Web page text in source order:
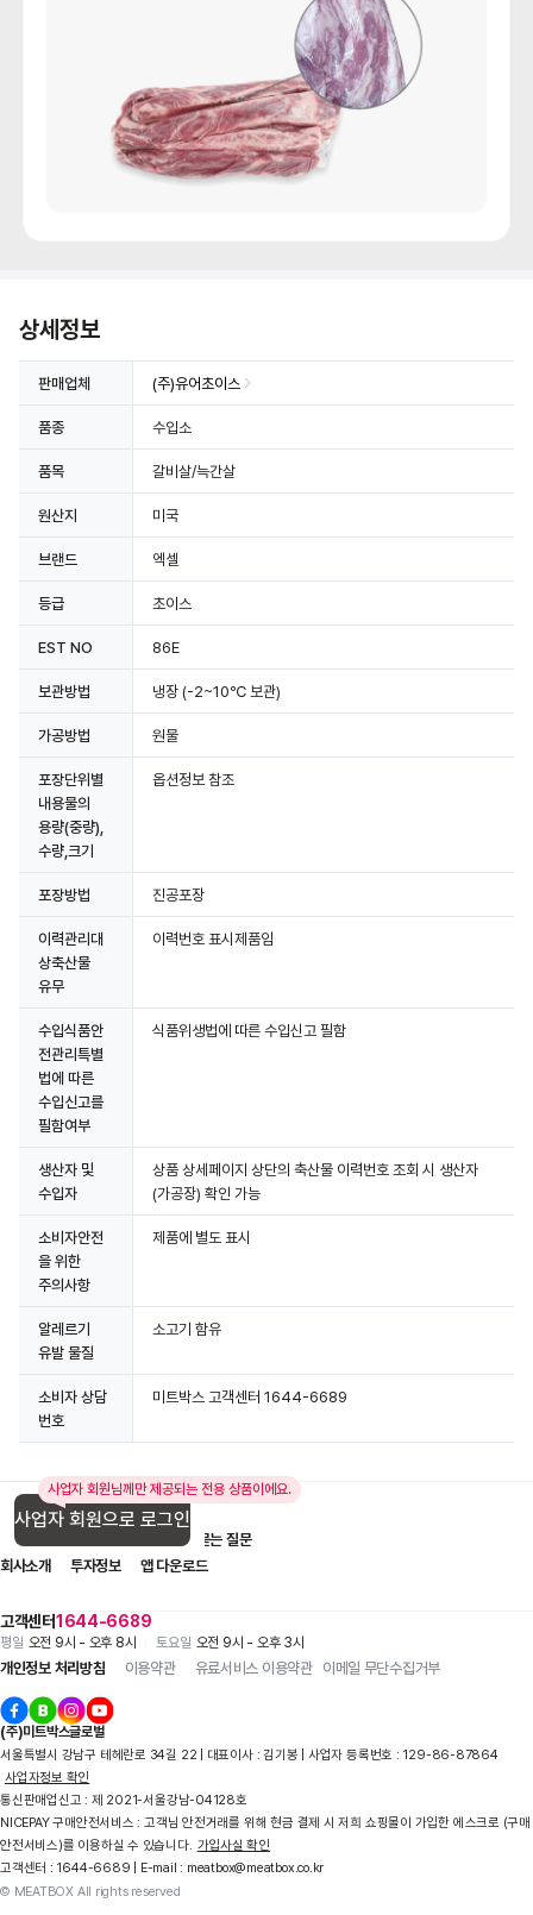
상세정보 더보기
상세정보
판매업체 (주)유어초이스
품종 수입소
품목 갈비살/늑간살
원산지 미국
브랜드 엑셀
등급 초이스
EST NO 86E
보관방법 냉장 (-2~10℃ 보관)
가공방법 원물
포장단위별
내용물의
용량(중량),
수량,크기
옵션정보 참조
포장방법 진공포장
이력관리대
상축산물
유무
이력번호 표시제품임
수입식품안
전관리특별
법에 따른
수입신고를
필함여부
식품위생법에 따른 수입신고 필함
생산자 및
수입자
상품 상세페이지 상단의 축산물 이력번호 조회 시 생산자
(가공장) 확인 가능
소비자안전
을 위한
주의사항
제품에 별도 표시
알레르기
유발 물질
소고기 함유
소비자 상담
번호
미트박스 고객센터 1644-6689
사업자 회원님께만 제공되는 전용 상품이에요.
사업자 회원으로 로그인
고객센터1644-6689
평일 오전 9시 - 오후 8시 토요일 오전 9시 - 오후 3시
입점 제휴 문의
자주 묻는 질문
회사소개
투자정보 앱 다운로드
개인정보 처리방침 이용약관 유료서비스 이용약관 이메일 무단수집거부
(주)미트박스글로벌
서울특별시 강남구 테헤란로 34길 22 | 대표이사 : 김기봉 | 사업자 등록번호 : 129-86-87864
사업자정보 확인
통신판매업신고 : 제 2021-서울강남-04128호
NICEPAY 구매안전서비스 : 고객님 안전거래를 위해 현금 결제 시 저희 쇼핑몰이 가입한 에스크로 (구매
안전서비스)를 이용하실 수 있습니다. 가입사실 확인
고객센터 : 1644-6689 | E-mail : meatbox@meatbox.co.kr
© MEATBOX All rights reserved